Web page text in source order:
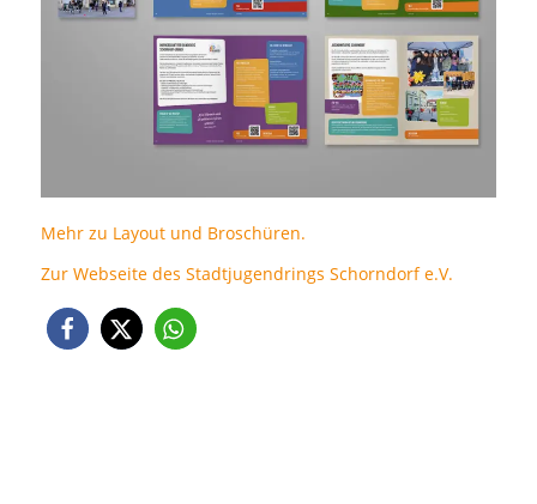
Mehr zu Layout und Broschüren.
Zur Webseite des Stadtjugendrings Schorndorf e.V.